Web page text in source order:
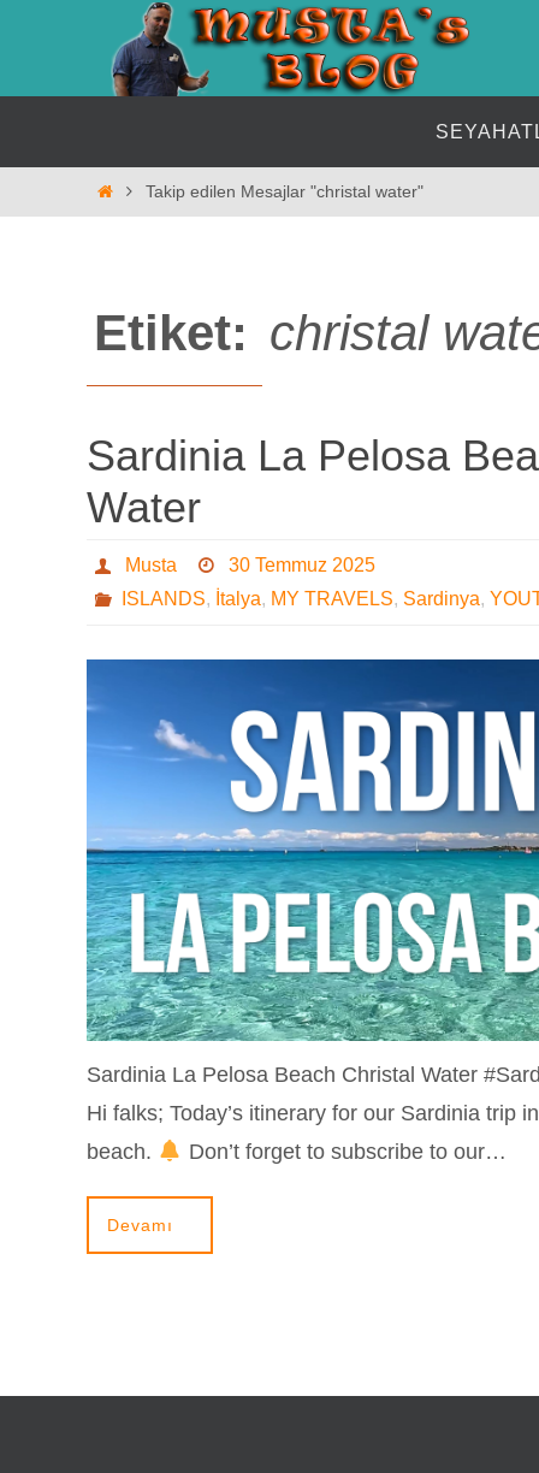
HomeTakip edilen Mesajlar "christal water"
Etiket: christal
Sardinia La Pelosa
Water
Musta
30 Temmuz 2025
ISLANDS, İtalya, MY TRAVELS, Sardinya,
Sardinia La Pelosa Beach Christal Water
Hi falks; Today’s itinerary for our Sardinia trip
beach.
Don’t forget to subscribe to our…
Devamı